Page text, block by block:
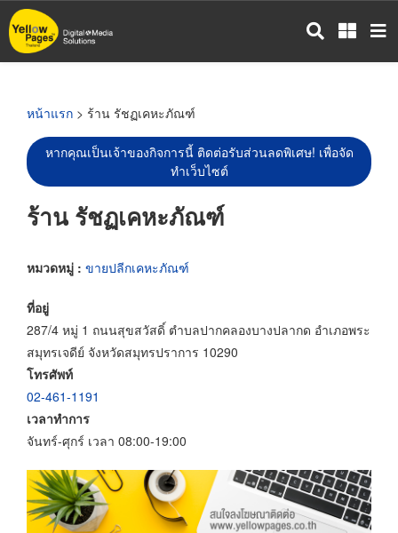
ข้าม
ไป
หน้าแรก > ร้าน รัชฏเคหะภัณฑ์
หากคุณเป็นเจ้าของกิจการนี้ ติดต่อรับส่วนลดพิเศษ! เพื่อจัด
ทำเว็บไซต์
ร้าน รัชฏเคหะภัณฑ์
หมวดหมู่ : ขายปลีกเคหะภัณฑ์
ที่อยู่
287/4 หมู่ 1 ถนนสุขสวัสดิ์ ตำบลปากคลองบางปลากด อำเภอพระ
สมุทรเจดีย์ จังหวัดสมุทรปราการ 10290
โทรศัพท์
02-461-1191
เวลาทำการ
จันทร์-ศุกร์ เวลา 08:00-19:00